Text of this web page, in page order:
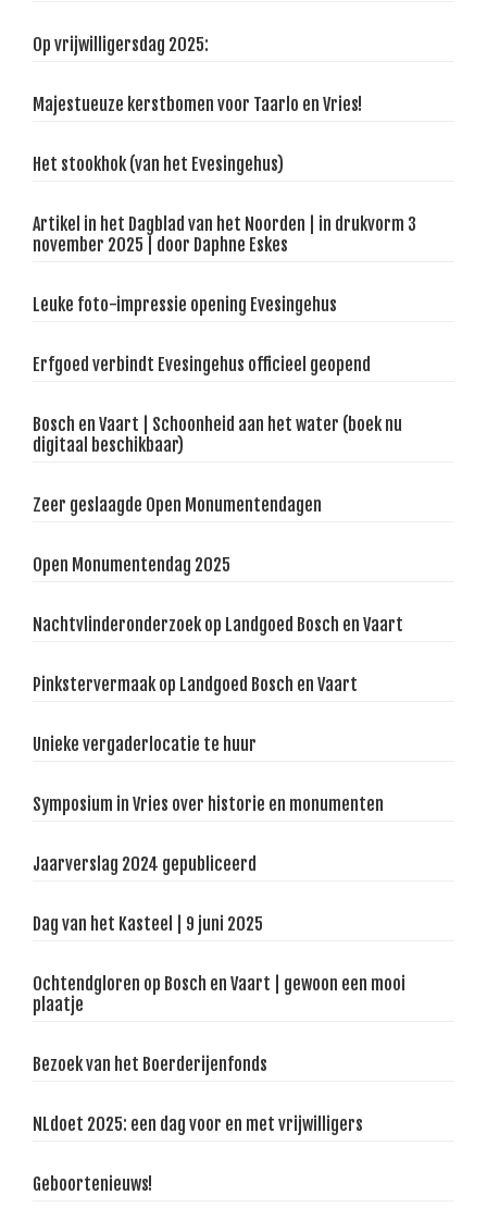
Op vrijwilligersdag 2025:
Majestueuze kerstbomen voor Taarlo en Vries!
Het stookhok (van het Evesingehus)
Artikel in het Dagblad van het Noorden | in drukvorm 3
november 2025 | door Daphne Eskes
Leuke foto-impressie opening Evesingehus
Erfgoed verbindt Evesingehus officieel geopend
Bosch en Vaart | Schoonheid aan het water (boek nu
digitaal beschikbaar)
Zeer geslaagde Open Monumentendagen
Open Monumentendag 2025
Nachtvlinderonderzoek op Landgoed Bosch en Vaart
Pinkstervermaak op Landgoed Bosch en Vaart
Unieke vergaderlocatie te huur
Symposium in Vries over historie en monumenten
Jaarverslag 2024 gepubliceerd
Dag van het Kasteel | 9 juni 2025
Ochtendgloren op Bosch en Vaart | gewoon een mooi
plaatje
Bezoek van het Boerderijenfonds
NLdoet 2025: een dag voor en met vrijwilligers
Geboortenieuws!